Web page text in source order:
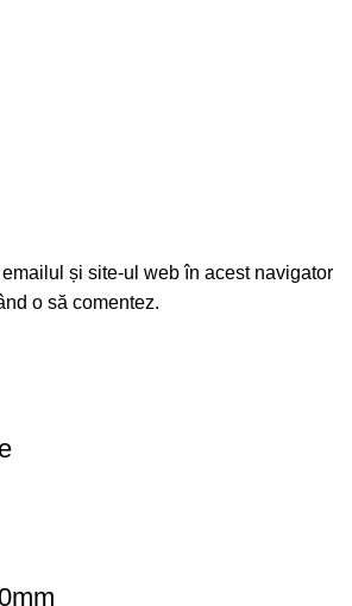
și site-ul web în acest navigator
o să comentez.